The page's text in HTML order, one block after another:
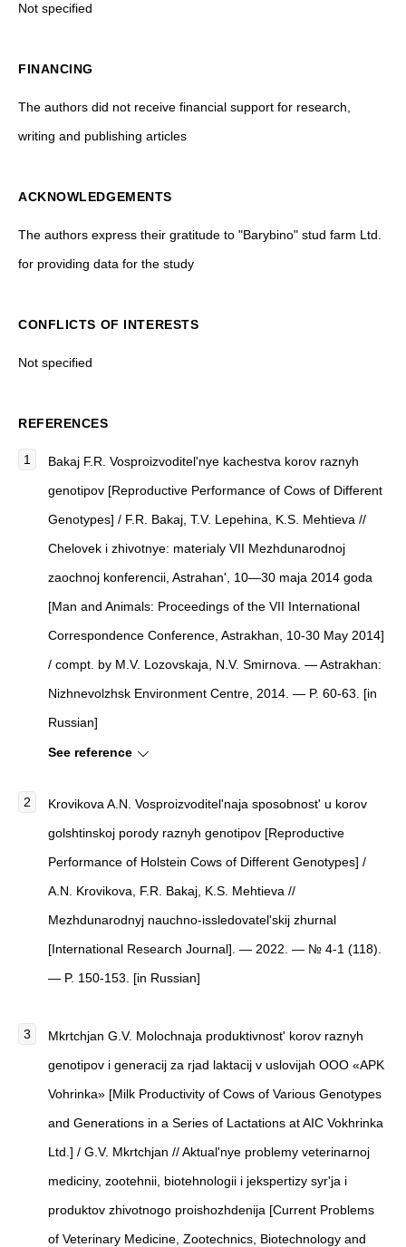
Not specified
FINANCING
The authors did not receive financial support for research,
writing and publishing articles
ACKNOWLEDGEMENTS
The authors express their gratitude to "Barybino" stud farm Ltd.
for providing data for the study
CONFLICTS OF INTERESTS
Not specified
REFERENCES
Bakaj F.R. Vosproizvoditel'nye kachestva korov raznyh
genotipov [Reproductive Performance of Cows of Different
Genotypes] / F.R. Bakaj, T.V. Lepehina, K.S. Mehtieva //
Chelovek i zhivotnye: materialy VII Mezhdunarodnoj
zaochnoj konferencii, Astrahan', 10—30 maja 2014 goda
[Man and Animals: Proceedings of the VII International
Correspondence Conference, Astrakhan, 10-30 May 2014]
/ compt. by M.V. Lozovskaja, N.V. Smirnova. — Astrakhan:
Nizhnevolzhsk Environment Centre, 2014. — P. 60-63. [in
Russian]
See reference
Krovikova A.N. Vosproizvoditel'naja sposobnost' u korov
golshtinskoj porody raznyh genotipov [Reproductive
Performance of Holstein Cows of Different Genotypes] /
A.N. Krovikova, F.R. Bakaj, K.S. Mehtieva //
Mezhdunarodnyj nauchno-issledovatel'skij zhurnal
[International Research Journal]. — 2022. — № 4-1 (118).
— P. 150-153. [in Russian]
Mkrtchjan G.V. Molochnaja produktivnost' korov raznyh
genotipov i generacij za rjad laktacij v uslovijah OOO «APK
Vohrinka» [Milk Productivity of Cows of Various Genotypes
and Generations in a Series of Lactations at AIC Vokhrinka
Ltd.] / G.V. Mkrtchjan // Aktual'nye problemy veterinarnoj
mediciny, zootehnii, biotehnologii i jekspertizy syr'ja i
produktov zhivotnogo proishozhdenija [Current Problems
of Veterinary Medicine, Zootechnics, Biotechnology and